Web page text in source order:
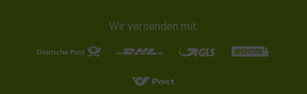
Wir versenden mit: